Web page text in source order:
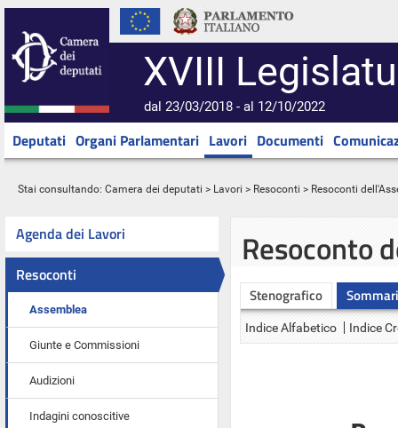
XVIII
dal 23/03/2018 - al 12/10/2022
Deputati Organi Parlamentari Lavori Documenti
Stai consultando: Camera dei deputati > Lavori > Resoconti > Resoconti
Agenda dei Lavori
Resoconti
Assemblea
Giunte e Commissioni
Audizioni
Indagini conoscitive
Resoconto
Stenografico
Indice Alfabetico Indice